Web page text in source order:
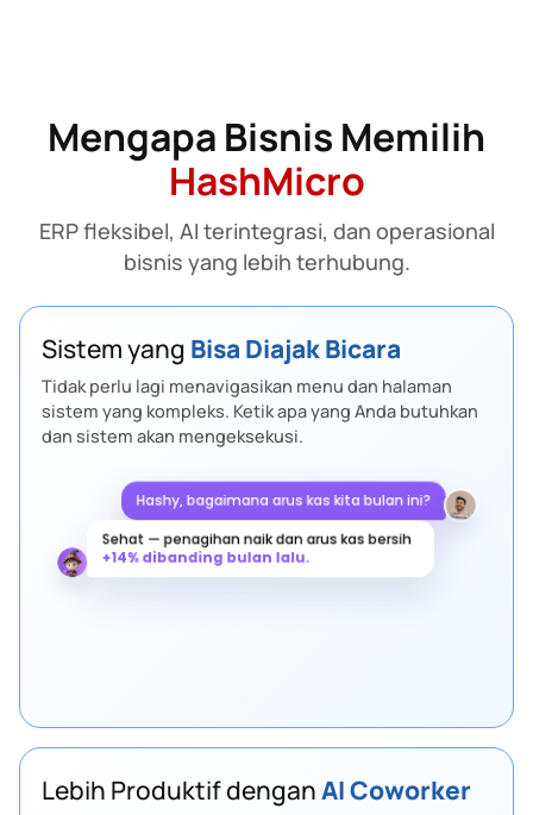
Mengapa Bisnis Memilih
HashMicro
ERP fleksibel, AI terintegrasi, dan operasional
bisnis yang lebih terhubung.
Sistem yang Bisa Diajak Bicara
Tidak perlu lagi menavigasikan menu dan halaman
sistem yang kompleks. Ketik apa yang Anda butuhkan
dan sistem akan mengeksekusi.
Hashy, bagaimana arus kas kita bulan ini?
Sehat — penagihan naik dan arus kas bersih
+14% dibanding bulan lalu.
2 PO berisiko telat — sudah saya alihkan
Lebih Produktif denganAI Coworker